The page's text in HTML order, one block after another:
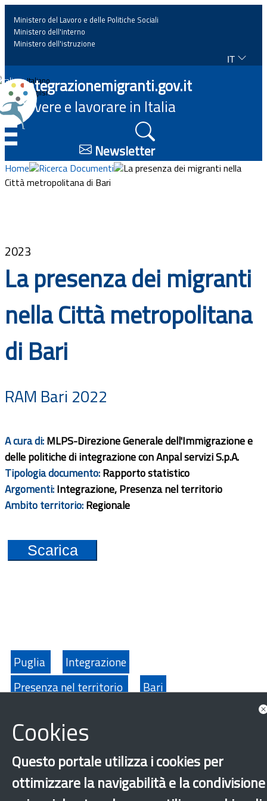
Home
News
Approfondimenti
Eventi
Progetti
Documenti
Bandi
Guide
Ministero del Lavoro e delle Politiche Sociali
Ministero dell'interno
Ministero dell'istruzione
IT
Italiano
English
Integrazionemigranti.gov.it
Vivere e lavorare in Italia
Newsletter
Home Ricerca Documenti
La presenza dei migranti nella
Città metropolitana di Bari
2023
La presenza dei migranti
nella Città metropolitana
di Bari
RAM Bari 2022
A cura di:MLPS-Direzione Generale dell'Immigrazione e
delle politiche di integrazione con Anpal servizi S.p.A.
Tipologia documento:Rapporto statistico
Argomenti:Integrazione, Presenza nel territorio
Ambito territorio:Regionale
Scarica
Puglia
Integrazione
Presenza nel territorio
Bari
Approfondimenti
Cookies
Questo portale utilizza i cookies per
ottimizzare la navigabilità e la condivisione